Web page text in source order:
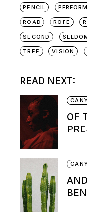
PENCIL
ROAD ROPE
SECOND
TREE VISION
READ NEXT:
OF